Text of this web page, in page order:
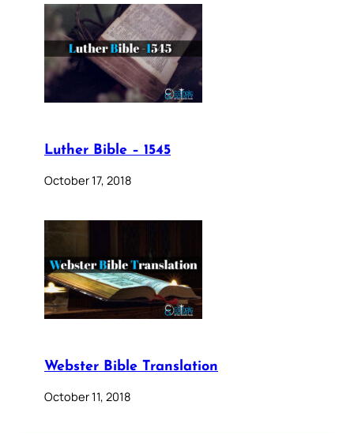
Luther Bible – 1545
October 17, 2018
Webster Bible Translation
October 11, 2018